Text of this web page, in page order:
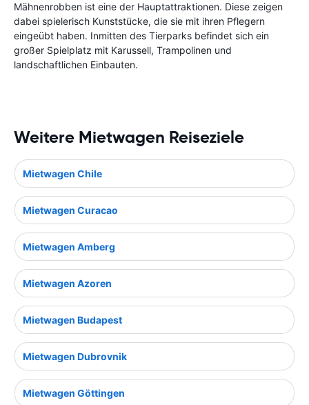
Mähnenrobben ist eine der Hauptattraktionen. Diese zeigen
dabei spielerisch Kunststücke, die sie mit ihren Pflegern
eingeübt haben. Inmitten des Tierparks befindet sich ein
großer Spielplatz mit Karussell, Trampolinen und
landschaftlichen Einbauten.
Weitere Mietwagen Reiseziele
Mietwagen Chile
Mietwagen Curacao
Mietwagen Amberg
Mietwagen Azoren
Mietwagen Budapest
Mietwagen Dubrovnik
Mietwagen Göttingen